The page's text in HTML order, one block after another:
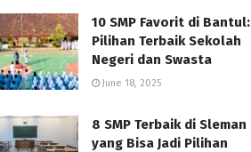
10 SMP Favorit di Bantul:
Pilihan Terbaik Sekolah
Negeri dan Swasta
June 18, 2025
8 SMP Terbaik di Sleman
yang Bisa Jadi Pilihan